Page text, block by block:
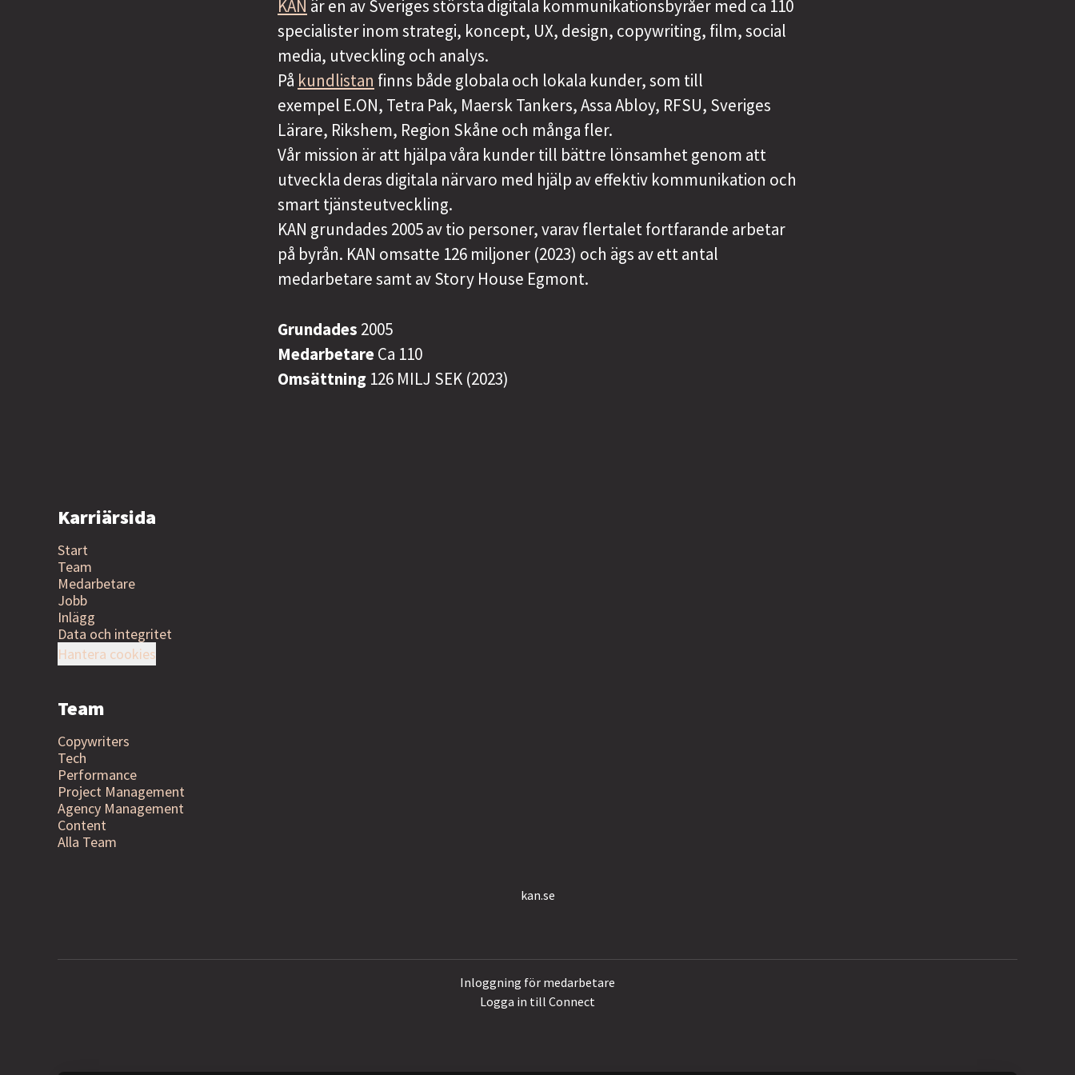
KAN är en av Sveriges största digitala kommunikationsbyråer med ca 110
specialister inom strategi, koncept, UX, design, copywriting, film, social
media, utveckling och analys.
På kundlistan finns både globala och lokala kunder, som till
exempel E.ON, Tetra Pak, Maersk Tankers, Assa Abloy, RFSU, Sveriges
Lärare, Rikshem, Region Skåne och många fler.
Vår mission är att hjälpa våra kunder till bättre lönsamhet genom att
utveckla deras digitala närvaro med hjälp av effektiv kommunikation och
smart tjänsteutveckling.
KAN grundades 2005 av tio personer, varav flertalet fortfarande arbetar
på byrån. KAN omsatte 126 miljoner (2023) och ägs av ett antal
medarbetare samt av Story House Egmont.
Grundades 2005
MedarbetareCa 110
Omsättning 126 MILJ SEK (2023)
Karriärsida
Start
Team
Medarbetare
Jobb
Inlägg
Data och integritet
Hantera cookies
Team
Copywriters
Tech
Performance
Project Management
Agency Management
Content
Alla Team
kan.se
Inloggning för medarbetare
Logga in till Connect